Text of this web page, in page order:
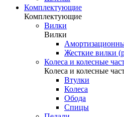
Комплектующие
Комплектующие
Вилки
Вилки
Жесткие вилки
Колеса и колесные
Колеса и колесные
Втулки
Колеса
Обода
Спицы